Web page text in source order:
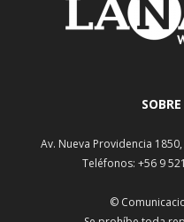
Av. Nueva Providencia
Teléfonos: +56 9
©